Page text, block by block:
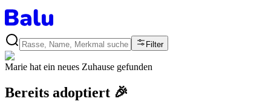
Filter
Marie hat ein neues Zuhause gefunden
Bereits adoptiert 🎉